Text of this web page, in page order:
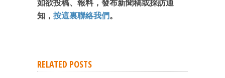
如欲投稿、報料，發布新聞稿或採訪通
知， 按這裏聯絡我們。
RELATED POSTS